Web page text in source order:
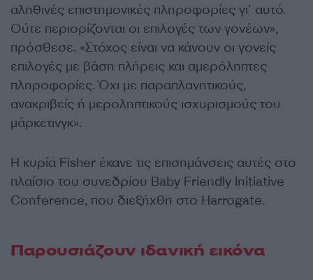
αληθινές επιστημονικές πληροφορίες γι’ αυτό.
Ούτε περιορίζονται οι επιλογές των γονέων»,
πρόσθεσε. «Στόχος είναι να κάνουν οι γονείς
επιλογές με βάση πλήρεις και αμερόληπτες
πληροφορίες. Όχι με παραπλανητικούς,
ανακριβείς ή μεροληπτικούς ισχυρισμούς του
μάρκετινγκ».
Η κυρία Fisher έκανε τις επισημάνσεις αυτές στο
πλαίσιο του συνεδρίου Baby Friendly Initiative
Conference, που διεξήχθη στο Harrogate.
Παρουσιάζουν ιδανική εικόνα